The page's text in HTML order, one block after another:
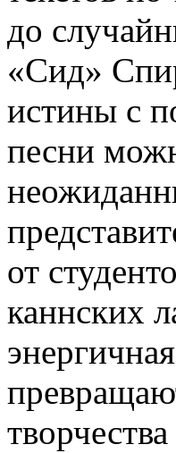
до
«Сид»
истины с
песни
от
каннских